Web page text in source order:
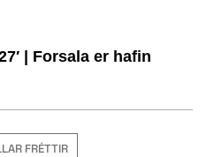
| Forsala er hafin
FRÉTTIR